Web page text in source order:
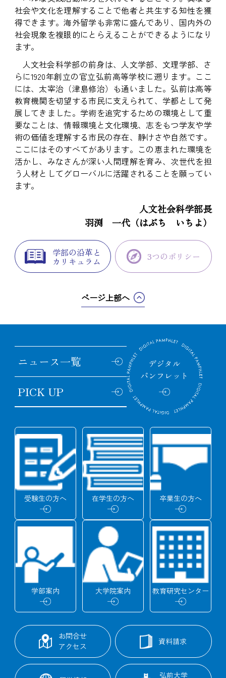
社会や文化を理解することで他者と共生する知性を獲
得できます。海外留学も非常に盛んであり、国内外の
社会現象を複眼的にとらえることができるようになり
ます。
人文社会科学部の前身は、人文学部、文理学部、さ
らに1920年創立の官立弘前高等学校に遡ります。ここ
には、太宰治（津島修治）も通いました。弘前は高等
教育機関を切望する市民に支えられて、学都として発
展してきました。学術を追究するための環境として重
要なことは、情報環境と文化環境、志をもつ学友や学
術の価値を理解する市民の存在、静けさや自然です。
ここにはそのすべてがあります。この恵まれた環境を
活かし、みなさんが深い人間理解を育み、次世代を担
う人材としてグローバルに活躍されることを願ってい
ます。
人文社会科学部長
羽渕 一代（はぶち いちよ）
学部の沿革と
カリキュラム 3つのポリシー
ページ上部へ
ニュース一覧
PICK UP
デジタル
パンフレット
受験生の方へ 在学生の方へ 卒業生の方へ
学部案内 大学院案内 教育研究センター
お問合せ
アクセス
資料請求
弘前大学